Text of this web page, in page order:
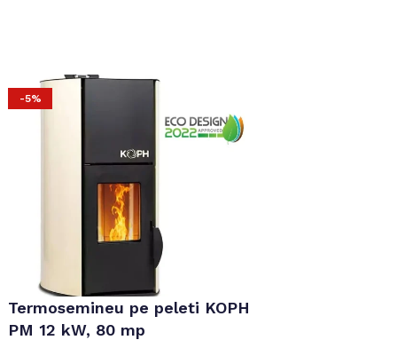
-5%
Termosemineu pe peleti KOPH
PM 12 kW, 80 mp